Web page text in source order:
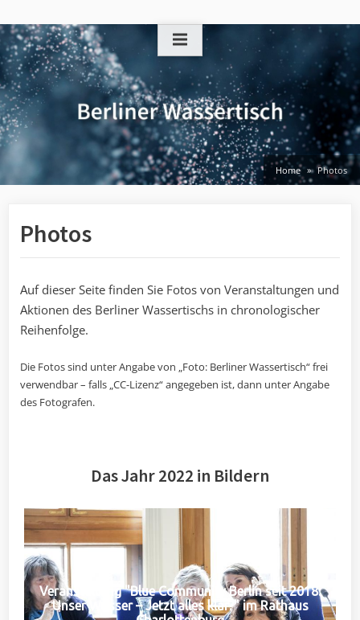
to
content
Home Photos
Photos
Auf dieser Seite finden Sie Fotos von Veranstaltungen und
Aktionen des Berliner Wassertischs in chronologischer
Reihenfolge.
Die Fotos sind unter Angabe von „Foto: Berliner Wassertisch“ frei
verwendbar – falls „CC-Lizenz“ angegeben ist, dann unter Angabe
des Fotografen.
Das Jahr 2022 in Bildern
Veranstaltung "Blue Community Berlin seit 2018:
Unser Wasser – Jetzt alles klar?" im Rathaus